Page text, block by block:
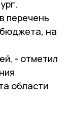
перечень
на
- отметил
области